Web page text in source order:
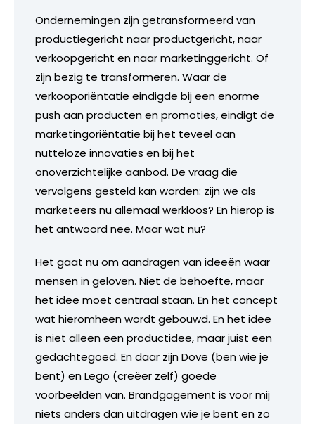
Ondernemingen zijn getransformeerd van
productiegericht naar productgericht, naar
verkoopgericht en naar marketinggericht. Of
zijn bezig te transformeren. Waar de
verkooporiëntatie eindigde bij een enorme
push aan producten en promoties, eindigt de
marketingoriëntatie bij het teveel aan
nutteloze innovaties en bij het
onoverzichtelijke aanbod. De vraag die
vervolgens gesteld kan worden: zijn we als
marketeers nu allemaal werkloos? En hierop is
het antwoord nee. Maar wat nu?
Het gaat nu om aandragen van ideeën waar
mensen in geloven. Niet de behoefte, maar
het idee moet centraal staan. En het concept
wat hieromheen wordt gebouwd. En het idee
is niet alleen een productidee, maar juist een
gedachtegoed. En daar zijn Dove (ben wie je
bent) en Lego (creëer zelf) goede
voorbeelden van. Brandgagement is voor mij
niets anders dan uitdragen wie je bent en zo